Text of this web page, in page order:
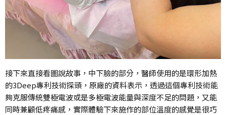
接下來直接看圖說故事，中下臉的部分，醫師使用的是環形加熱
的3Deep專利技術探頭，原廠的資料表示，透過這個專利技術能
夠克服傳統雙極電波或是多極電波能量與深度不足的問題，又能
同時兼顧低疼痛感，實際體驗下來施作的部位溫度的感覺是很巧